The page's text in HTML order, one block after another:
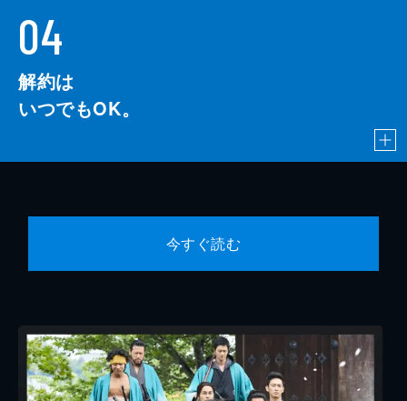
04
解約は
いつでもOK。
今すぐ読む